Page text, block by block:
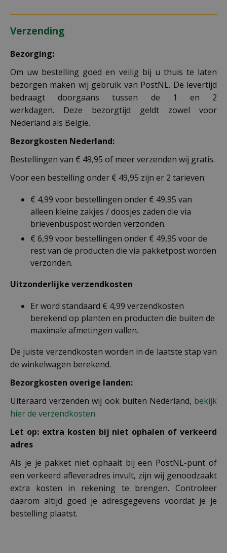
Verzending
Bezorging:
Om uw bestelling goed en veilig bij u thuis te laten
bezorgen maken wij gebruik van PostNL. De levertijd
bedraagt doorgaans tussen de 1 en 2
werkdagen. Deze bezorgtijd geldt zowel voor
Nederland als België.
Bezorgkosten Nederland:
Bestellingen van € 49,95 of meer verzenden wij gratis.
Voor een bestelling onder € 49,95 zijn er 2 tarieven:
€ 4,99 voor bestellingen onder € 49,95 van
alleen kleine zakjes / doosjes zaden die via
brievenbuspost worden verzonden.
€ 6,99 voor bestellingen onder € 49,95 voor de
rest van de producten die via pakketpost worden
verzonden.
Uitzonderlijke verzendkosten
Er word standaard € 4,99 verzendkosten
berekend op planten en producten die buiten de
maximale afmetingen vallen.
De juiste verzendkosten worden in de laatste stap van
de winkelwagen berekend.
Bezorgkosten overige landen:
Uiteraard verzenden wij ook buiten Nederland, bekijk
hier de verzendkosten.
Let op: extra kosten bij niet ophalen of verkeerd
adres
Als je je pakket niet ophaalt bij een PostNL-punt of
een verkeerd afleveradres invult, zijn wij genoodzaakt
extra kosten in rekening te brengen. Controleer
daarom altijd goed je adresgegevens voordat je je
bestelling plaatst.